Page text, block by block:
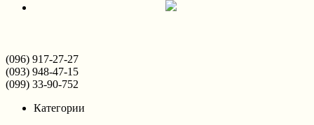
(096) 917-27-27
(093) 948-47-15
(099) 33-90-752
Категории